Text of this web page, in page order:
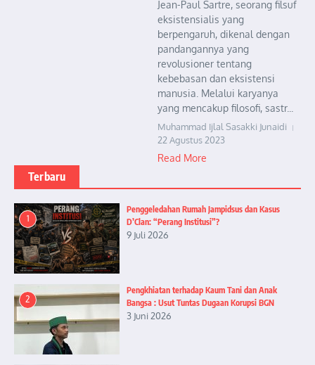
Jean-Paul Sartre, seorang filsuf
eksistensialis yang
berpengaruh, dikenal dengan
pandangannya yang
revolusioner tentang
kebebasan dan eksistensi
manusia. Melalui karyanya
yang mencakup filosofi, sastr...
Muhammad Ijlal Sasakki Junaidi
22 Agustus 2023
Read More
Terbaru
1
Penggeledahan Rumah Jampidsus dan Kasus
D’Clan: “Perang Institusi”?
9 Juli 2026
2
Pengkhiatan terhadap Kaum Tani dan Anak
Bangsa : Usut Tuntas Dugaan Korupsi BGN
3 Juni 2026